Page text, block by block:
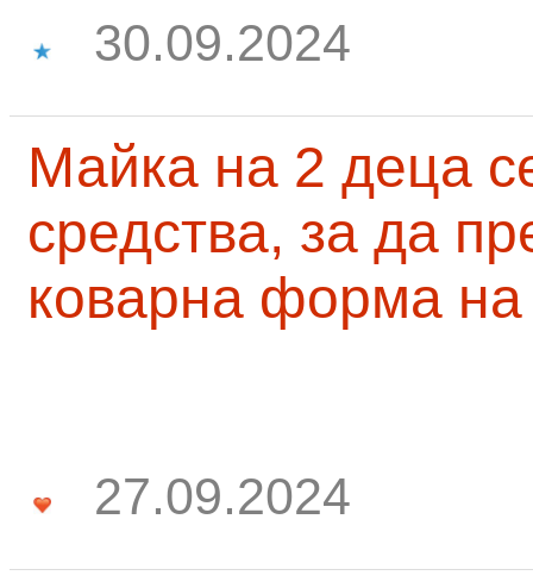
30.09.2024
Майка на 2 деца
средства, за да
коварна форма на
27.09.2024